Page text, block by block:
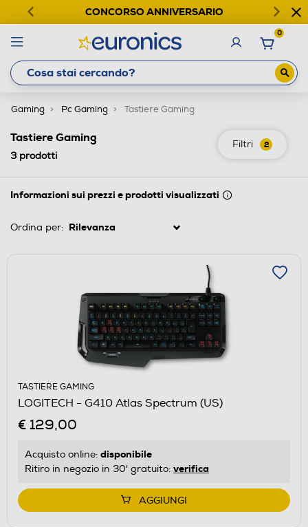
CONCORSO ANNIVERSARIO
0
Gaming Pc Gaming Tastiere Gaming
Filtri 2
Tastiere Gaming
3prodotti
Informazioni sui prezzi e prodotti visualizzati
Ordina per:
TASTIERE GAMING
LOGITECH - G410 Atlas Spectrum (US)
€ 129,00
Acquisto online: disponibile
Ritiro in negozio in 30' gratuito: verifica
AGGIUNGI